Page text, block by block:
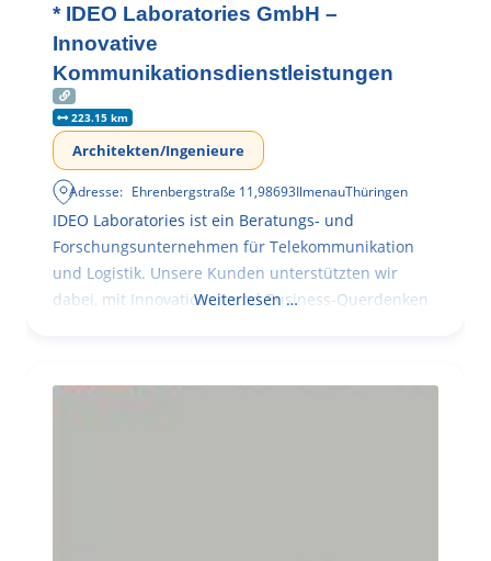
* IDEO Laboratories GmbH –
Innovative
Kommunikationsdienstleistungen
223.15 km
Architekten/Ingenieure
Adresse: Ehrenbergstraße 11,98693IlmenauThüringen
IDEO Laboratories ist ein Beratungs- und
Forschungsunternehmen für Telekommunikation
und Logistik. Unsere Kunden unterstützten wir
dabei, mit Innovationen und Business-Querdenken
Weiterlesen …